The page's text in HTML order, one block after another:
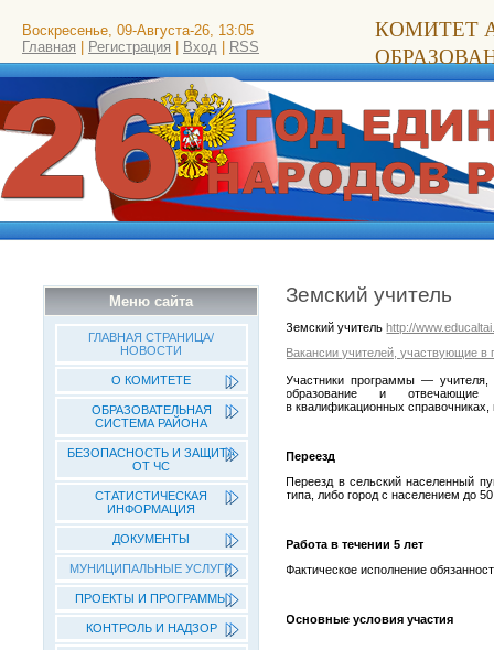
КОМИТЕТ
Воскресенье, 09-Августа-26, 13:05
Главная
Регистрация Вход RSS
Меню сайта
ГЛАВНАЯ СТРАНИЦА/
НОВОСТИ
О КОМИТЕТЕ
ОБРАЗОВАТЕЛЬНАЯ
СИСТЕМА РАЙОНА
БЕЗОПАСНОСТЬ И ЗАЩИТА
ОТ ЧС
СТАТИСТИЧЕСКАЯ
ИНФОРМАЦИЯ
ДОКУМЕНТЫ
МУНИЦИПАЛЬНЫЕ УСЛУГИ
ПРОЕКТЫ И ПРОГРАММЫ
КОНТРОЛЬ И НАДЗОР
Земский учитель
Земский учительhttp://
Вакансии учителей, участвующие
Участники программы —
образование и отвечающие
в квалификационных
Переезд
Переезд в сельский населенный
типа, либо город с населением до
Работа в течении 5 лет
Фактическое исполнение
Основные условия участия